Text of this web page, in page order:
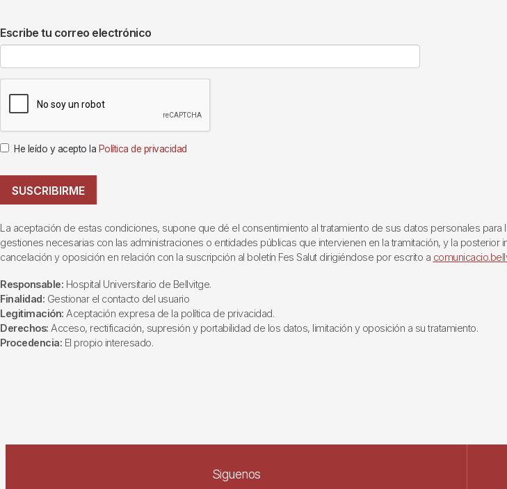
Escribe tu correo electrónico
He leído y acepto la Política de privacidad
SUSCRIBIRME
La aceptación de estas condiciones, supone que dé el consentimiento al tratamiento de sus datos personales
gestiones necesarias con las administraciones o entidades públicas que intervienen en la tramitación, y la
cancelación y oposición en relación con la suscripción al boletín Fes Salut dirigiéndose por escrito a
Responsable: Hospital Universitario de Bellvitge.
Finalidad: Gestionar el contacto del usuario
Legitimación: Aceptación expresa de la política de privacidad.
Derechos: Acceso, rectificación, supresión y portabilidad de los datos, limitación y oposición a su tratamiento.
Procedencia: El propio interesado.
Siguenos